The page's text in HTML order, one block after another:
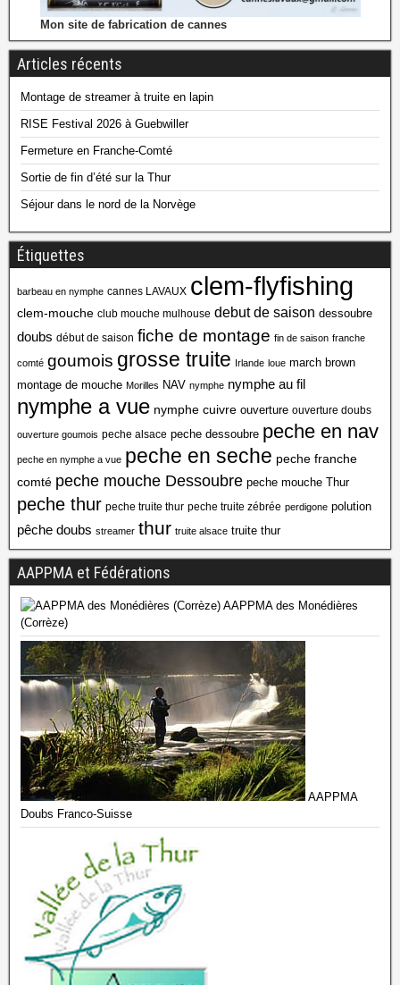
Mon site de fabrication de cannes
Articles récents
Montage de streamer à truite en lapin
RISE Festival 2026 à Guebwiller
Fermeture en Franche-Comté
Sortie de fin d’été sur la Thur
Séjour dans le nord de la Norvège
Étiquettes
barbeau en nymphe cannes LAVAUX clem-flyfishing
clem-mouche club mouche mulhouse debut de saison dessoubre
doubs début de saison fiche de montage fin de saison franche
comté goumois grosse truite Irlande loue march brown
montage de mouche Morilles NAV nymphe nymphe au fil
nymphe a vue nymphe cuivre ouverture ouverture doubs
ouverture goumois peche alsace peche dessoubre peche en nav
peche en nymphe a vue peche en seche peche franche
comté peche mouche Dessoubre peche mouche Thur
peche thur peche truite thur peche truite zébrée perdigone polution
pêche doubs streamer thur truite alsace truite thur
AAPPMA et Fédérations
AAPPMA des Monédières
(Corrèze)
AAPPMA
Doubs Franco-Suisse